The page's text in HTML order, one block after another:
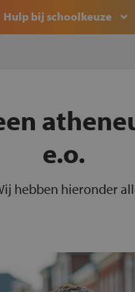
Hulp bij schoolkeuze
e.o.
hebben hieronder